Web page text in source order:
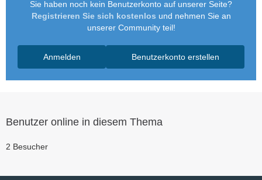
Sie haben noch kein Benutzerkonto auf unserer Seite?
Registrieren Sie sich kostenlos und nehmen Sie an
unserer Community teil!
Benutzerkonto erstellen
Anmelden
Benutzer online in diesem Thema
2 Besucher